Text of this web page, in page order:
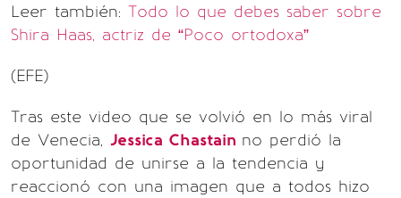
Leer también: Todo lo que debes saber sobre
Shira Haas, actriz de “Poco ortodoxa”
(EFE)
Tras este video que se volvió en lo más viral
de Venecia, Jessica Chastain no perdió la
oportunidad de unirse a la tendencia y
reaccionó con una imagen que a todos hizo